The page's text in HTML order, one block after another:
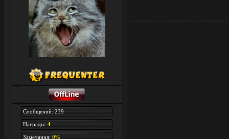
Сообщений: 239
Награды: 4
Замечания: 0%